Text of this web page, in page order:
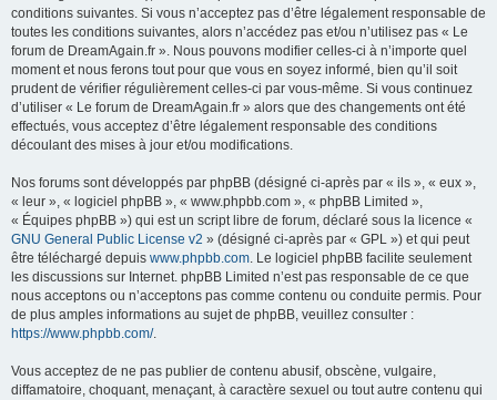
conditions suivantes. Si vous n’acceptez pas d’être légalement responsable de
toutes les conditions suivantes, alors n’accédez pas et/ou n’utilisez pas « Le
forum de DreamAgain.fr ». Nous pouvons modifier celles-ci à n’importe quel
moment et nous ferons tout pour que vous en soyez informé, bien qu’il soit
prudent de vérifier régulièrement celles-ci par vous-même. Si vous continuez
d’utiliser « Le forum de DreamAgain.fr » alors que des changements ont été
effectués, vous acceptez d’être légalement responsable des conditions
découlant des mises à jour et/ou modifications.
Nos forums sont développés par phpBB (désigné ci-après par « ils », « eux »,
« leur », « logiciel phpBB », « www.phpbb.com », « phpBB Limited »,
« Équipes phpBB ») qui est un script libre de forum, déclaré sous la licence «
GNU General Public License v2 » (désigné ci-après par « GPL ») et qui peut
être téléchargé depuis www.phpbb.com. Le logiciel phpBB facilite seulement
les discussions sur Internet. phpBB Limited n’est pas responsable de ce que
nous acceptons ou n’acceptons pas comme contenu ou conduite permis. Pour
de plus amples informations au sujet de phpBB, veuillez consulter :
https://www.phpbb.com/.
Vous acceptez de ne pas publier de contenu abusif, obscène, vulgaire,
diffamatoire, choquant, menaçant, à caractère sexuel ou tout autre contenu qui